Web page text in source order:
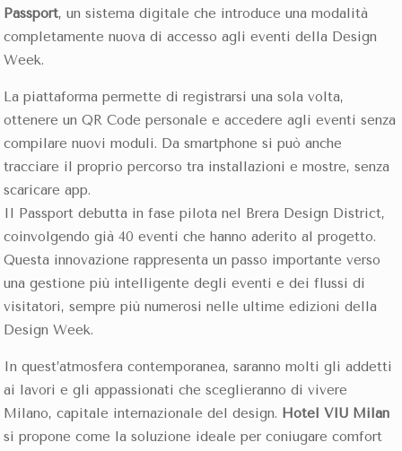
Passport, un sistema digitale che introduce una modalità
completamente nuova di accesso agli eventi della Design
Week.
La piattaforma permette di registrarsi una sola volta,
ottenere un QR Code personale e accedere agli eventi senza
compilare nuovi moduli. Da smartphone si può anche
tracciare il proprio percorso tra installazioni e mostre, senza
scaricare app.
Il Passport debutta in fase pilota nel Brera Design District,
coinvolgendo già 40 eventi che hanno aderito al progetto.
Questa innovazione rappresenta un passo importante verso
una gestione più intelligente degli eventi e dei flussi di
visitatori, sempre più numerosi nelle ultime edizioni della
Design Week.
In quest’atmosfera contemporanea, saranno molti gli addetti
ai lavori e gli appassionati che sceglieranno di vivere
Milano, capitale internazionale del design. Hotel VIU Milan
si propone come la soluzione ideale per coniugare comfort